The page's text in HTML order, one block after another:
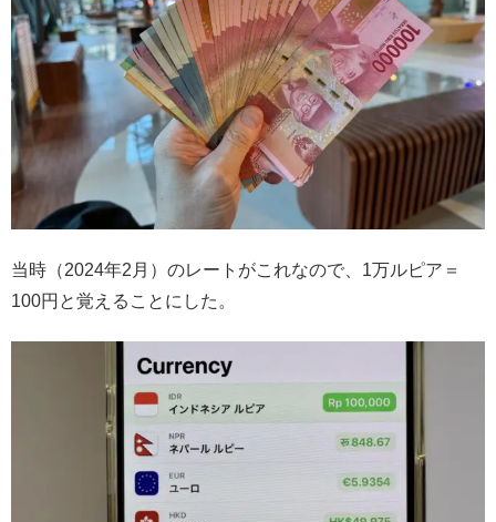
当時（2024年2月）のレートがこれなので、1万ルピア＝
100円と覚えることにした。